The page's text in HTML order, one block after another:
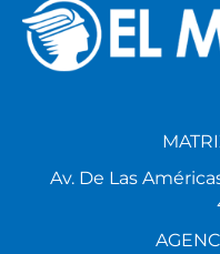
Av. De Las